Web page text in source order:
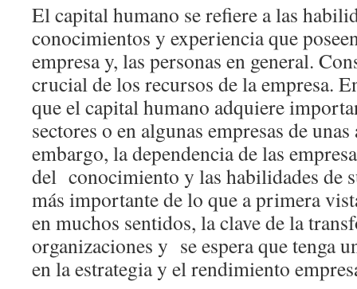
El capital humano se refiere a las
conocimientos y experiencia que
empresa y, las personas en general.
crucial de los recursos de la empresa.
que el capital humano adquiere
sectores o en algunas empresas de
embargo, la dependencia de las
del conocimiento y las habilidades de
más importante de lo que a primera
en muchos sentidos, la clave de la
organizaciones y se espera que tenga
en la estrategia y el rendimiento